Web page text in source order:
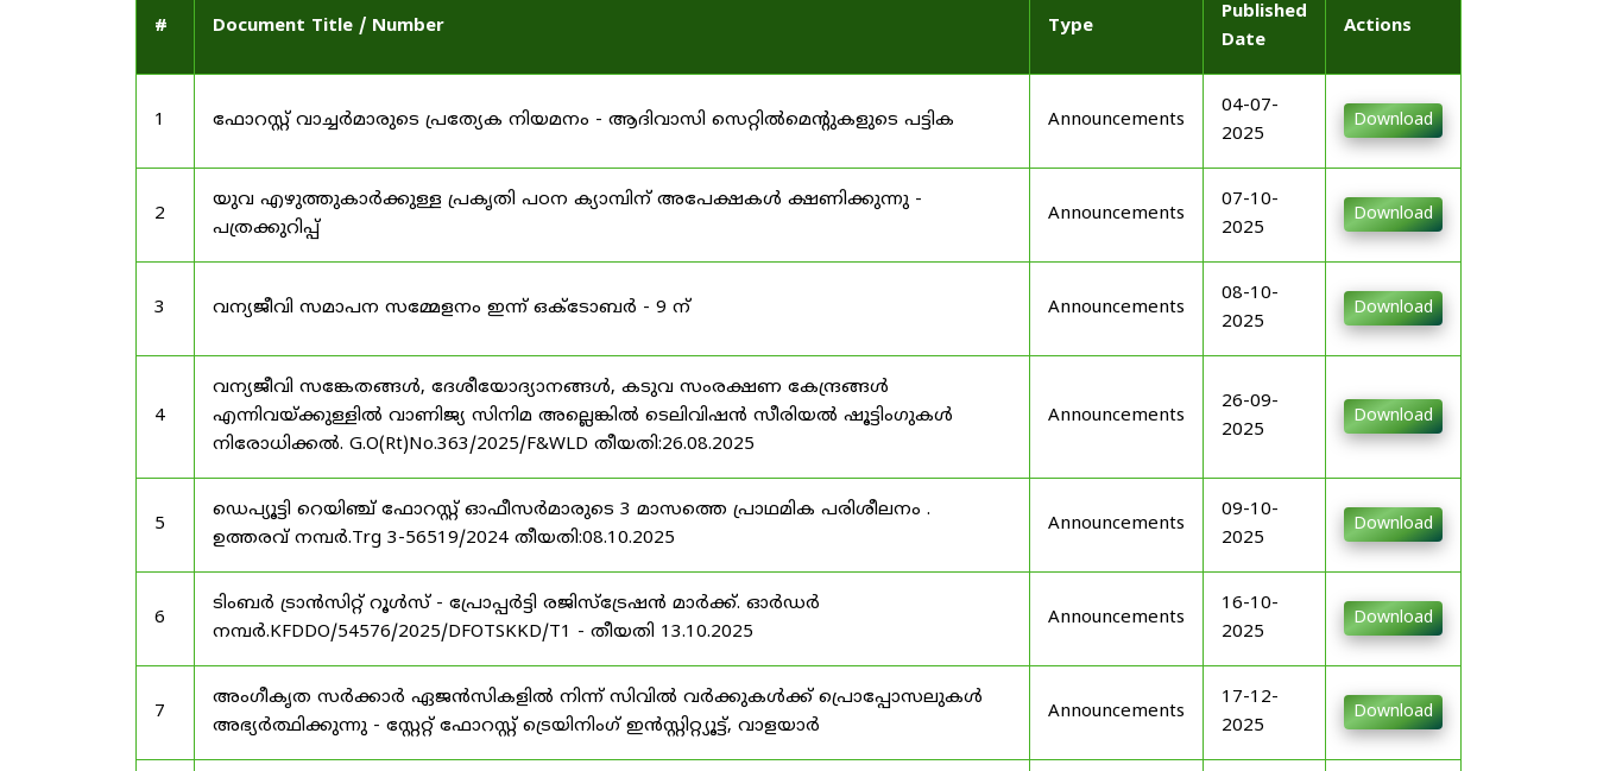
# Document Title / Number Type
Published
Date
Actions
1 ഫോറസ്റ്റ് വാച്ചർമാരുടെ പ്രത്യേക നിയമനം - ആദിവാസി സെറ്റിൽമെന്റുകളുടെ പട്ടിക Announcements
04-07-
2025
Download
2
യുവ എഴുത്തുകാർക്കുള്ള പ്രകൃതി പഠന ക്യാമ്പിന് അപേക്ഷകൾ ക്ഷണിക്കുന്നു -
പത്രക്കുറിപ്പ്
Announcements
07-10-
2025
Download
3 വന്യജീവി സമാപന സമ്മേളനം ഇന്ന് ഒക്ടോബർ - 9 ന് Announcements
08-10-
2025
Download
4
വന്യജീവി സങ്കേതങ്ങൾ, ദേശീയോദ്യാനങ്ങൾ, കടുവ സംരക്ഷണ കേന്ദ്രങ്ങൾ
എന്നിവയ്ക്കുള്ളിൽ വാണിജ്യ സിനിമ അല്ലെങ്കിൽ ടെലിവിഷൻ സീരിയൽ ഷൂട്ടിംഗുകൾ
നിരോധിക്കൽ. G.O(Rt)No.363/2025/F&WLD തീയതി:26.08.2025
Announcements
26-09-
2025
Download
5
ഡെപ്യൂട്ടി റെയിഞ്ച് ഫോറസ്റ്റ് ഓഫീസർമാരുടെ 3 മാസത്തെ പ്രാഥമിക പരിശീലനം .
ഉത്തരവ് നമ്പർ.Trg 3-56519/2024 തീയതി:08.10.2025
Announcements
09-10-
2025
Download
6
ടിംബർ ട്രാൻസിറ്റ് റൂൾസ് - പ്രോപ്പർട്ടി രജിസ്ട്രേഷൻ മാർക്ക്. ഓർഡർ
നമ്പർ.KFDDO/54576/2025/DFOTSKKD/T1 - തീയതി 13.10.2025
Announcements
16-10-
2025
Download
7
അംഗീകൃത സർക്കാർ ഏജൻസികളിൽ നിന്ന് സിവിൽ വർക്കുകൾക്ക് പ്രൊപ്പോസലുകൾ
അഭ്യർത്ഥിക്കുന്നു - സ്റ്റേറ്റ് ഫോറസ്റ്റ് ട്രെയിനിംഗ് ഇൻസ്റ്റിറ്റ്യൂട്ട്, വാളയാർ
Announcements
17-12-
2025
Download